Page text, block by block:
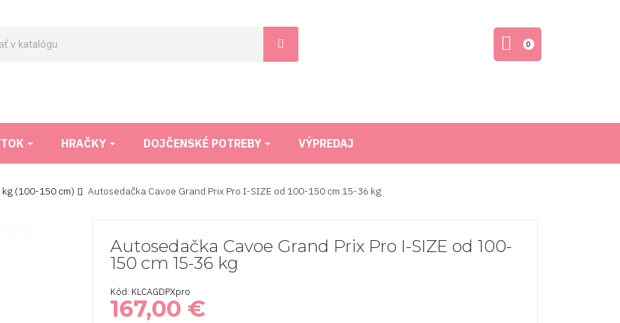
0
HRAČKY DOJČENSKÉ POTREBY VÝPREDAJ
(100-150 cm) Autosedačka Cavoe Grand Prix Pro I-SIZE od 100-150 cm 15-36 kg
Autosedačka Cavoe Grand Prix Pro I-SIZE od 100-
150 cm 15-36 kg
Kód: KLCAGDPXpro
167,00 €